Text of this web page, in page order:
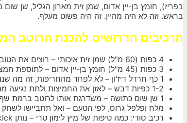
בפריז), חומץ בן-יין אדום, שמן זית מארון הגליל, שן
בראש. וזה לא היה מהיין. זה היה פשוט מעלף.
הרכיבים הדרושים להכנת הרוטב
4 כפות (60 מ"ל) שמן זית איכותי – רוצים את הטוב ביותר שתוכלו להרשות לעצמכם, טעמו דומיננטי והשמן הזה הוא הלב של המתכון
3 כפות (45 מ"ל) חומץ בן-יין אדום – לתוספת חמצמצות ואופי עוקצני
1 כף חרדל דיז'ון – לא לפחד מהחריפות, זה מה שנותן לו אישיות
1-2 כפיות דבש – לאזן את החמיצות ולתת נגיעה מתקתקה ממכרת
1 שן שום כתושה – משדרגת אותו לרוטב ברמת שף של מסעדת שוק
מלח ופלפל גרוס, לפי הטעם – ואל תתביישו
רכיב סודי: כמה טיפות של מיץ לימון טרי – נותן kick בלתי צפוי